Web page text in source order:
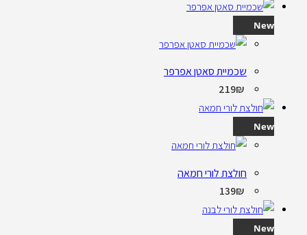
New
שכמיית סאטן אפרפר
219₪
New
חולצת לורי חמאה
139₪
New